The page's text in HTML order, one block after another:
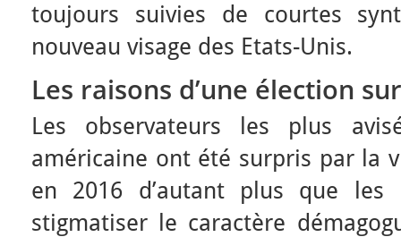
toujours suivies de courtes
nouveau visage des Etats-Unis.
Les raisons d’une élection
Les observateurs les plus
américaine ont été surpris par la
en 2016 d’autant plus que les
stigmatiser le caractère